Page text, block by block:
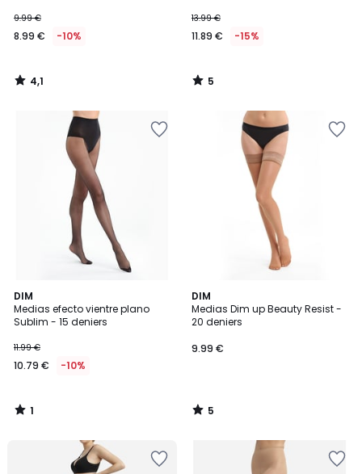
9.99 €
8.99 € -10%
4,1
/
13.99 €
11.89 € -15%
5
/
DIM
Medias efecto vientre plano
Sublim - 15 deniers
11.99 €
10.79 € -10%
1
/
5
1
/
DIM
Medias Dim up Beauty Resist -
20 deniers
9.99 €
5
/
5
5
/